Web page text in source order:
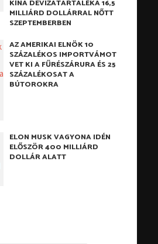
KÍNA DEVIZATARTALÉKA 16,5
MILLIÁRD DOLLÁRRAL NŐTT
SZEPTEMBERBEN
AZ AMERIKAI ELNÖK 10
SZÁZALÉKOS IMPORTVÁMOT
VET KI A FŰRÉSZÁRURA ÉS 25
SZÁZALÉKOSAT A
BÚTOROKRA
ELON MUSK VAGYONA IDÉN
ELŐSZÖR 400 MILLIÁRD
DOLLÁR ALATT